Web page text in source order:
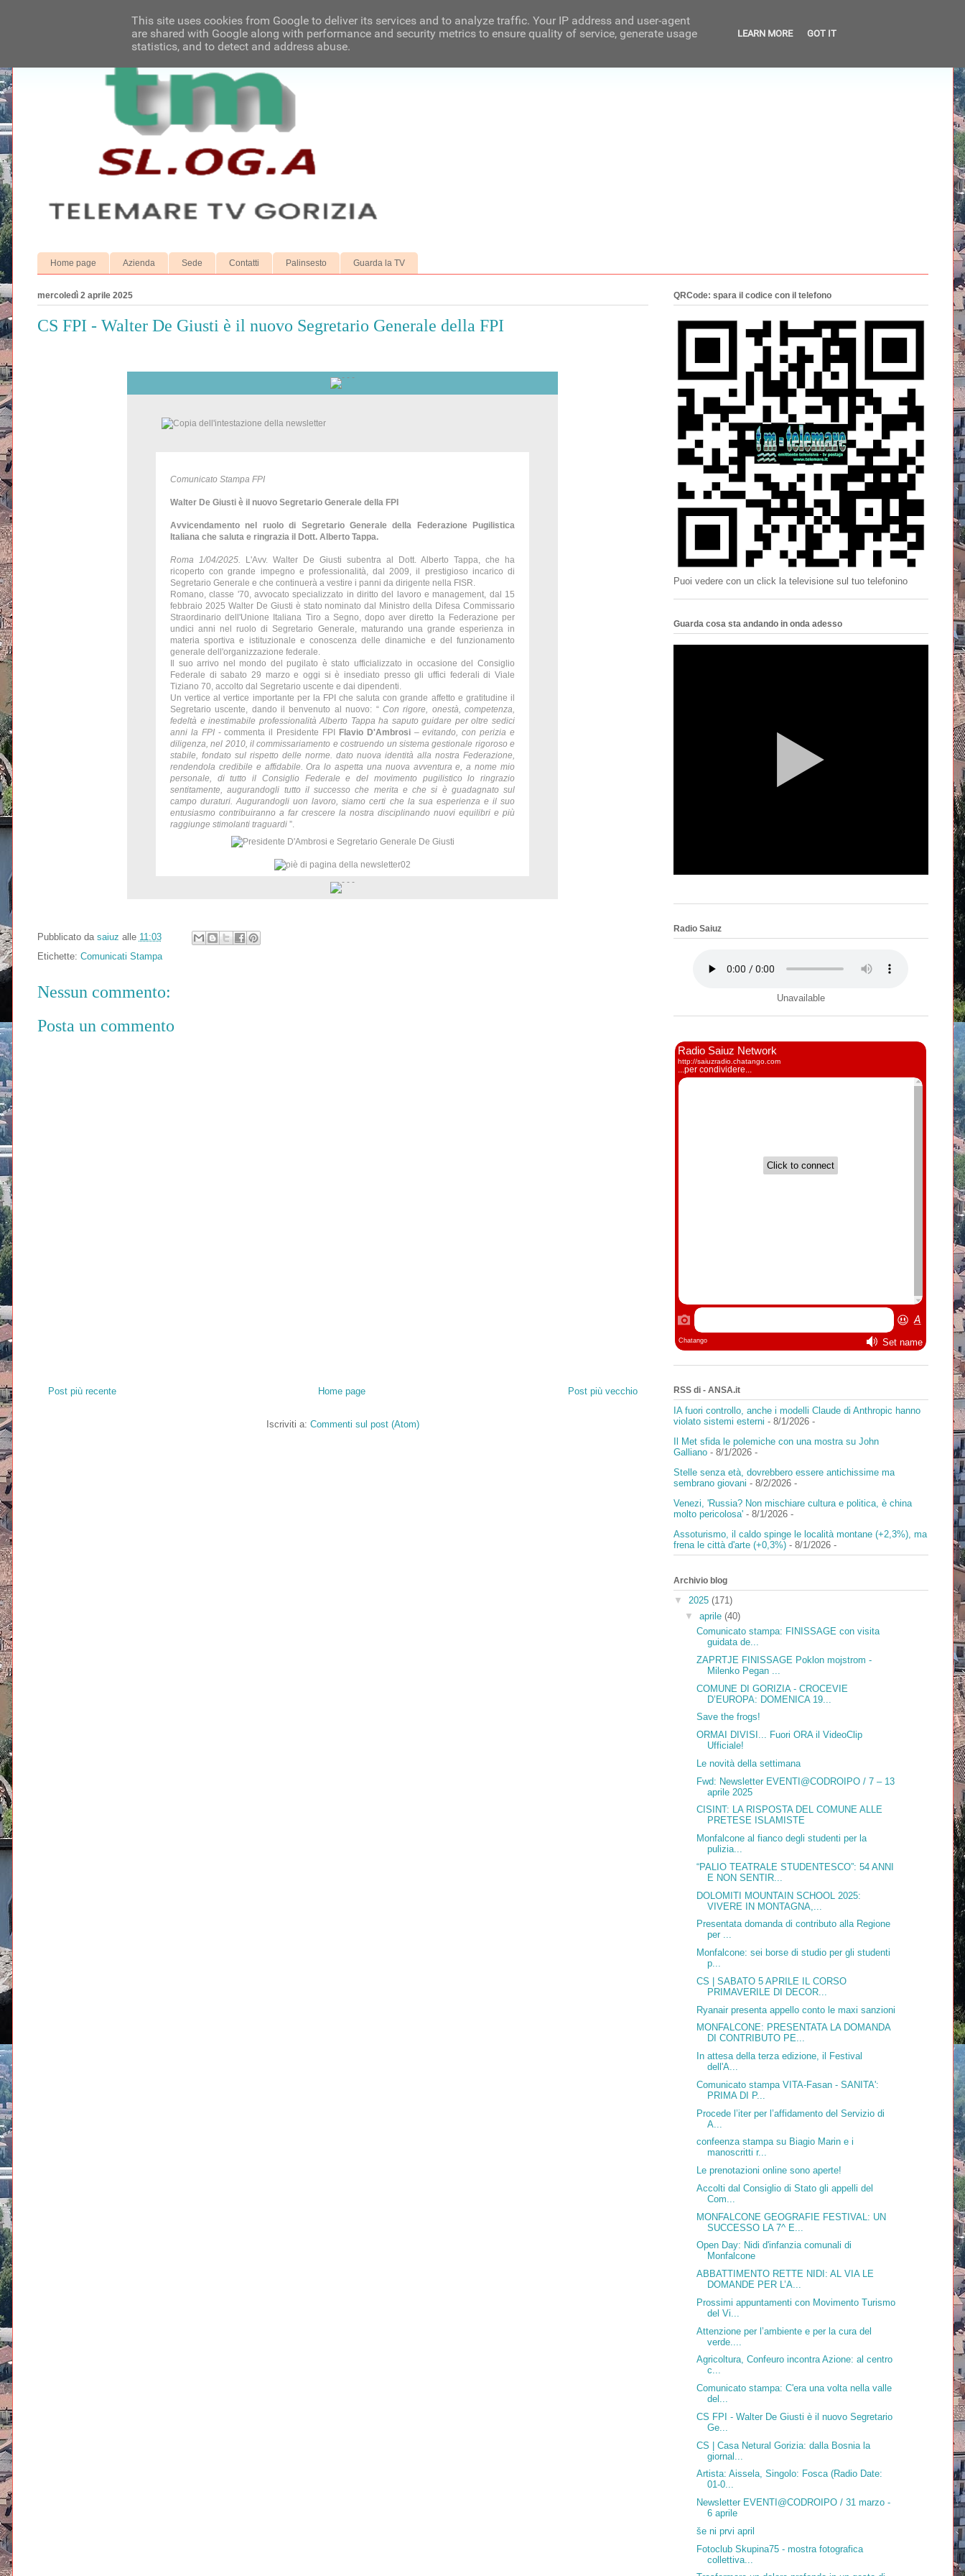
Home page Azienda Sede Contatti Palinsesto Guarda la TV
mercoledì 2 aprile 2025
CS FPI - Walter De Giusti è il nuovo Segretario Generale della FPI
Comunicato Stampa FPI
Walter De Giusti è il nuovo Segretario Generale della FPI
Avvicendamento nel ruolo di Segretario Generale della Federazione Pugilistica
Italiana che saluta e ringrazia il Dott. Alberto Tappa.
Roma 1/04/2025. L'Avv. Walter De Giusti subentra al Dott. Alberto Tappa, che ha
ricoperto con grande impegno e professionalità, dal 2009, il prestigioso incarico di
Segretario Generale e che continuerà a vestire i panni da dirigente nella FISR.
Romano, classe '70, avvocato specializzato in diritto del lavoro e management, dal 15
febbraio 2025 Walter De Giusti è stato nominato dal Ministro della Difesa Commissario
Straordinario dell'Unione Italiana Tiro a Segno, dopo aver diretto la Federazione per
undici anni nel ruolo di Segretario Generale, maturando una grande esperienza in
materia sportiva e istituzionale e conoscenza delle dinamiche e del funzionamento
generale dell'organizzazione federale.
Il suo arrivo nel mondo del pugilato è stato ufficializzato in occasione del Consiglio
Federale di sabato 29 marzo e oggi si è insediato presso gli uffici federali di Viale
Tiziano 70, accolto dal Segretario uscente e dai dipendenti.
Un vertice al vertice importante per la FPI che saluta con grande affetto e gratitudine il
Segretario uscente, dando il benvenuto al nuovo: “ Con rigore, onestà, competenza,
fedeltà e inestimabile professionalità Alberto Tappa ha saputo guidare per oltre sedici
anni la FPI- commenta il Presidente FPI Flavio D'Ambrosi–evitando, con perizia e
diligenza, nel 2010, il commissariamento e costruendo un sistema gestionale rigoroso e
stabile, fondato sul rispetto delle norme. dato nuova identità alla nostra Federazione,
rendendola credibile e affidabile. Ora lo aspetta una nuova avventura e, a nome mio
personale, di tutto il Consiglio Federale e del movimento pugilistico lo ringrazio
sentitamente, augurandogli tutto il successo che merita e che si è guadagnato sul
campo duraturi. Augurandogli uon lavoro, siamo certi che la sua esperienza e il suo
entusiasmo contribuiranno a far crescere la nostra disciplinando nuovi equilibri e più
raggiunge stimolanti traguardi ”.
Pubblicato da saiuz alle 11:03
Etichette: Comunicati Stampa
Nessun commento:
Posta un commento
Post più recente Post più vecchio
Home page
Iscriviti a: Commenti sul post (Atom)
QRCode: spara il codice con il telefono
Puoi vedere con un click la televisione sul tuo telefonino
Guarda cosa sta andando in onda adesso
Radio Saiuz
Unavailable
RSS di - ANSA.it
IA fuori controllo, anche i modelli Claude di Anthropic hanno
violato sistemi esterni - 8/1/2026-
Il Met sfida le polemiche con una mostra su John
Galliano- 8/1/2026-
Stelle senza età, dovrebbero essere antichissime ma
sembrano giovani - 8/2/2026-
Venezi, 'Russia? Non mischiare cultura e politica, è china
molto pericolosa'- 8/1/2026-
Assoturismo, il caldo spinge le località montane (+2,3%), ma
frena le città d'arte (+0,3%)- 8/1/2026-
Archivio blog
▼ 2025 (171)
▼aprile(40)
Comunicato stampa: FINISSAGE con visita
guidata de...
ZAPRTJE FINISSAGE Poklon mojstrom -
Milenko Pegan ...
COMUNE DI GORIZIA - CROCEVIE
D’EUROPA: DOMENICA 19...
Save the frogs!
ORMAI DIVISI... Fuori ORA il VideoClip
Ufficiale!
Le novità della settimana
Fwd: Newsletter EVENTI@CODROIPO / 7 – 13
aprile 2025
CISINT: LA RISPOSTA DEL COMUNE ALLE
PRETESE ISLAMISTE
Monfalcone al fianco degli studenti per la
pulizia...
“PALIO TEATRALE STUDENTESCO”: 54 ANNI
E NON SENTIR...
DOLOMITI MOUNTAIN SCHOOL 2025:
VIVERE IN MONTAGNA,...
Presentata domanda di contributo alla Regione
per ...
Monfalcone: sei borse di studio per gli studenti
p...
CS | SABATO 5 APRILE IL CORSO
PRIMAVERILE DI DECOR...
Ryanair presenta appello conto le maxi sanzioni
MONFALCONE: PRESENTATA LA DOMANDA
DI CONTRIBUTO PE...
In attesa della terza edizione, il Festival
dell'A...
Comunicato stampa VITA-Fasan - SANITA':
PRIMA DI P...
Procede l’iter per l’affidamento del Servizio di
A...
confeenza stampa su Biagio Marin e i
manoscritti r...
Le prenotazioni online sono aperte!
Accolti dal Consiglio di Stato gli appelli del
Com...
MONFALCONE GEOGRAFIE FESTIVAL: UN
SUCCESSO LA 7^ E...
Open Day: Nidi d'infanzia comunali di
Monfalcone
ABBATTIMENTO RETTE NIDI: AL VIA LE
DOMANDE PER L’A...
Prossimi appuntamenti con Movimento Turismo
del Vi...
Attenzione per l’ambiente e per la cura del
verde....
Agricoltura, Confeuro incontra Azione: al centro
c...
Comunicato stampa: C'era una volta nella valle
del...
CS FPI - Walter De Giusti è il nuovo Segretario
Ge...
CS | Casa Netural Gorizia: dalla Bosnia la
giornal...
Artista: Aissela, Singolo: Fosca (Radio Date:
01-0...
Newsletter EVENTI@CODROIPO / 31 marzo -
6 aprile
še ni prvi april
Fotoclub Skupina75 - mostra fotografica
collettiva...
This site uses cookies from Google to deliver its services and to analyze traffic. Your IP address and user-agent
are shared with Google along with performance and security metrics to ensure quality of service, generate usage
statistics, and to detect and address abuse.
LEARN MORE GOT IT